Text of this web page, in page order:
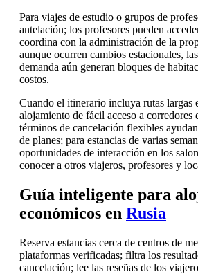
Para viajes de estudio o grupos de
antelación; los profesores pueden
coordina con la administración de la
aunque ocurren cambios estacionales,
demanda aún generan bloques de
costos.
Cuando el itinerario incluya rutas largas
alojamiento de fácil acceso a corredores
términos de cancelación flexibles
de planes; para estancias de varias
oportunidades de interacción en los
conocer a otros viajeros, profesores y
Guía inteligente para
económicos en Rusia
Reserva estancias cerca de centros de
plataformas verificadas; filtra los
cancelación; lee las reseñas de los